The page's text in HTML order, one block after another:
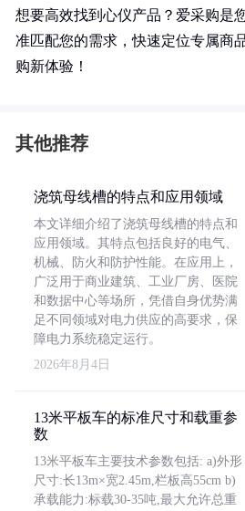
想要高效找到心仪产品？爱采购是
准匹配您的需求，快速定位专属商
购新体验！
其他推荐
浇筑母线槽的特点和应用领域
本文详细介绍了浇筑母线槽的特点和
应用领域。其特点包括良好的电气、
机械、防火和防护性能。在应用上，
广泛用于商业建筑、工业厂房、医院
和数据中心等场所，凭借自身优势满
足不同领域对电力供应的高要求，保
障电力系统稳定运行。
2026年8月4日
13米平板车的标准尺寸和载重参
数
13米平板车主要技术参数包括: a)外形
尺寸:长13m×宽2.45m,栏板高55cm b)
承载能力:标载30-35吨,最大允许总重